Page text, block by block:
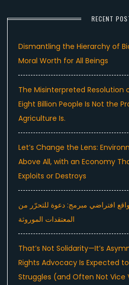
RECENT
Dismantling the Hierarchy of
Moral Worth for All Beings
The Misinterpreted Resolution
Eight Billion People Is Not the
Agriculture Is.
Let’s Change the Lens:
Above All, with an Economy
Exploits or Destroys
افتراضي مبرمج: دعوة للتحرّر من
المعتقدات الموروثة
That’s Not Solidarity—It’s
Rights Advocacy Is Expected
Struggles (and Often Not Vice